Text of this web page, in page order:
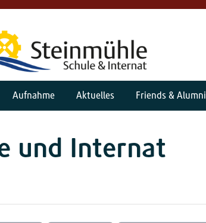
Aufnahme Aktuelles Friends & Alumni
und Internat